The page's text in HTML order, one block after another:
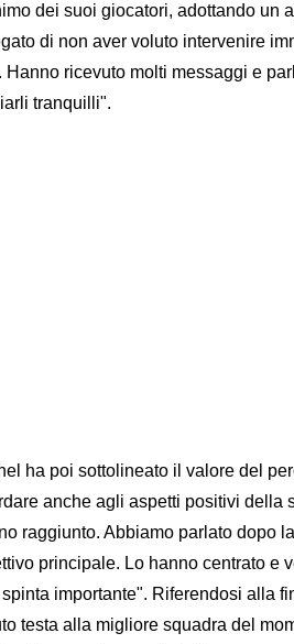
dei suoi giocatori, adottando un
di non aver voluto intervenire
Hanno ricevuto molti messaggi e
tranquilli".
ha poi sottolineato il valore del
anche agli aspetti positivi della
raggiunto. Abbiamo parlato dopo
principale. Lo hanno centrato e
importante". Riferendosi alla
testa alla migliore squadra del